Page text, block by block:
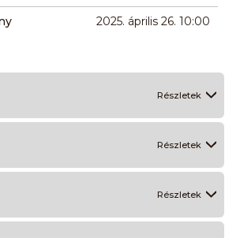
2025. április 26. 10:00
Részletek
Részletek
Részletek